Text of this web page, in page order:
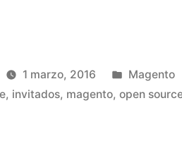
1 marzo, 2016
Publicado
en
Magento
, invitados, magento,open